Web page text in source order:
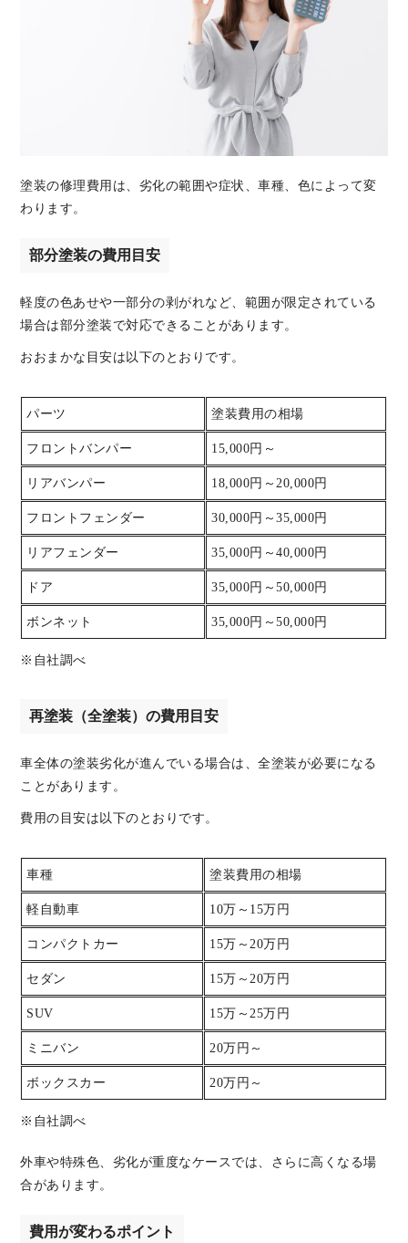
塗装の修理費用は、劣化の範囲や症状、車種、色によって変
わります。
部分塗装の費用目安
軽度の色あせや一部分の剥がれなど、範囲が限定されている
場合は部分塗装で対応できることがあります。
おおまかな目安は以下のとおりです。
パーツ 塗装費用の相場
フロントバンパー 15,000円～
リアバンパー 18,000円～20,000円
フロントフェンダー 30,000円～35,000円
リアフェンダー 35,000円～40,000円
ドア 35,000円～50,000円
ボンネット 35,000円～50,000円
※自社調べ
再塗装（全塗装）の費用目安
車全体の塗装劣化が進んでいる場合は、全塗装が必要になる
ことがあります。
費用の目安は以下のとおりです。
車種 塗装費用の相場
軽自動車 10万～15万円
コンパクトカー 15万～20万円
セダン 15万～20万円
SUV 15万～25万円
ミニバン 20万円～
ボックスカー 20万円～
※自社調べ
外車や特殊色、劣化が重度なケースでは、さらに高くなる場
合があります。
費用が変わるポイント